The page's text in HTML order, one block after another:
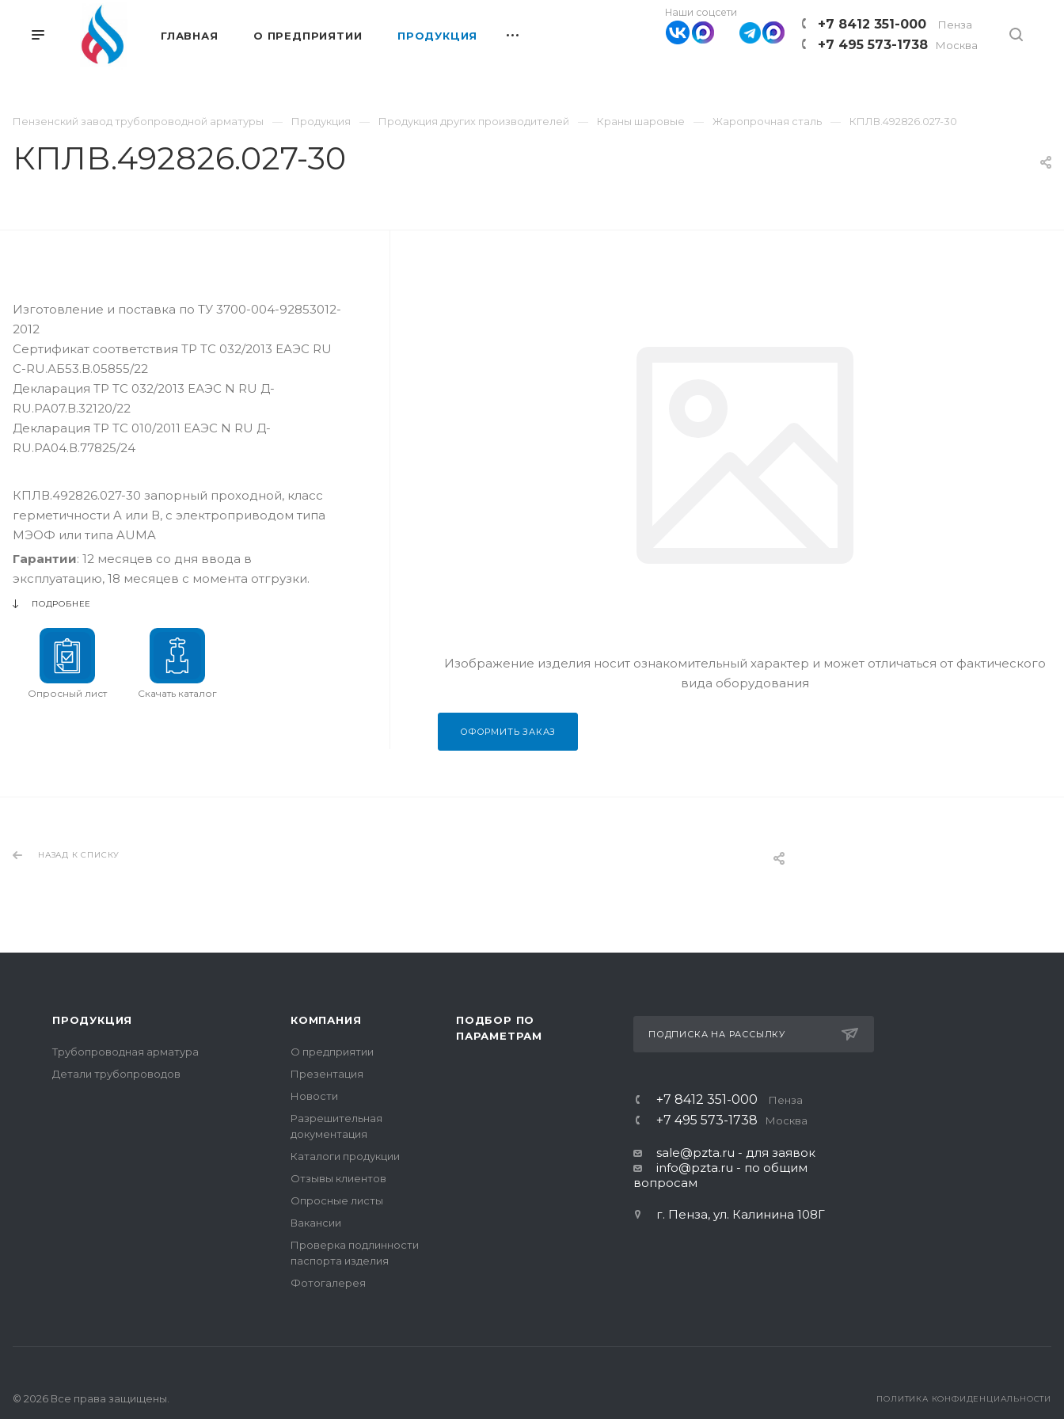
+7 8412 351-000 Пенза
+7 495 573-1738 Москва
Наши соцсети
ГЛАВНАЯ О ПРЕДПРИЯТИИ ПРОДУКЦИЯ
Пензенский завод трубопроводной арматуры Продукция Продукция других производителей Краны шаровые Жаропрочная сталь КПЛВ.492826.027-30
КПЛВ.492826.027-30
Изготовление и поставка по ТУ 3700-004-92853012-
2012
Сертификат соответствия ТР ТС 032/2013 ЕАЭС RU
С-RU.АБ53.В.05855/22
Декларация ТР ТС 032/2013 ЕАЭС N RU Д-
RU.РА07.В.32120/22
Декларация ТР ТС 010/2011 ЕАЭС N RU Д-
RU.РА04.В.77825/24
КПЛВ.492826.027-30 запорный проходной, класс
герметичности A или В, с электроприводом типа
МЭОФ или типа AUMA
Гарантии: 12 месяцев со дня ввода в
эксплуатацию, 18 месяцев с момента отгрузки.
ПОДРОБНЕЕ
Опросный лист Скачать каталог
Изображение изделия носит ознакомительный характер и может отличаться от фактического
вида оборудования
ОФОРМИТЬ ЗАКАЗ
НАЗАД К СПИСКУ
ПРОДУКЦИЯ
Трубопроводная арматура
Детали трубопроводов
КОМПАНИЯ
О предприятии
Презентация
Новости
Разрешительная
документация
Каталоги продукции
Отзывы клиентов
Опросные листы
Вакансии
Проверка подлинности
паспорта изделия
Фотогалерея
ПОДБОР ПО
ПАРАМЕТРАМ
ПОДПИСКА НА РАССЫЛКУ
+7 8412 351-000 Пенза
+7 495 573-1738 Москва
sale@pzta.ru - для заявок
info@pzta.ru - по общим
вопросам
г. Пенза, ул. Калинина 108Г
ПОЛИТИКА КОНФИДЕНЦИАЛЬНОСТИ
© 2026 Все права защищены.